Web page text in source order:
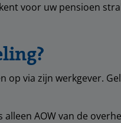
voor uw pensioen
op via zijn werkgever.
AOW van de